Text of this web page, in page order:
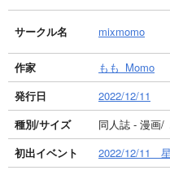
サークル名 mixmomo
作家
もも_Momo
発行日
2022/12/11
種別/サイズ
同人誌 - 漫画/
初出イベント
2022/12/11